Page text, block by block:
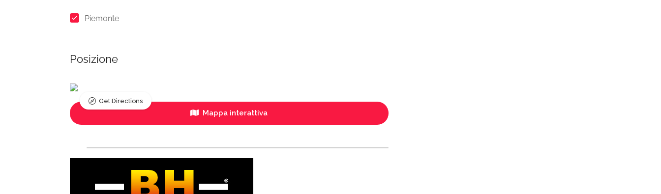
Piemonte
Posizione
Mappa interattiva
Get Directions